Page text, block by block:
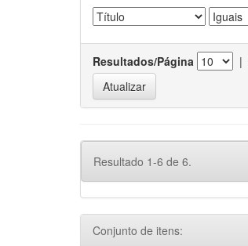
Resultados/Página |
Resultado 1-6 de 6.
Conjunto de itens: